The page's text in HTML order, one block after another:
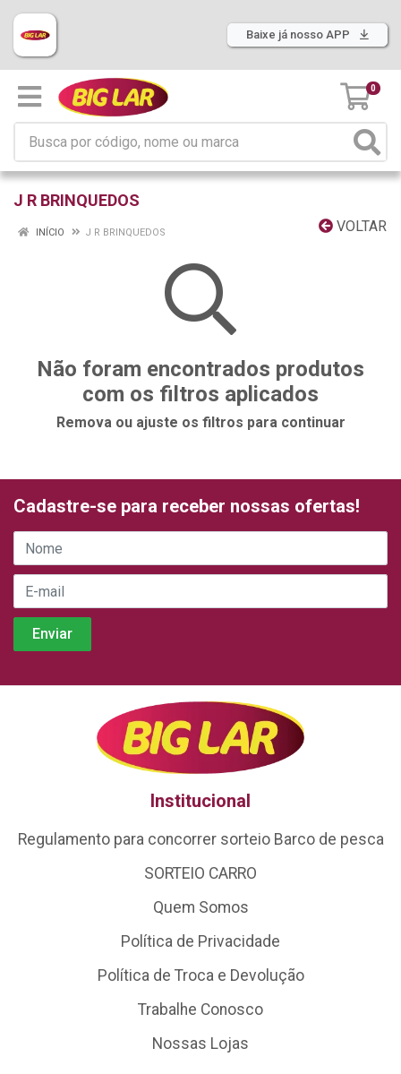
Baixe já nosso APP
0
J R BRINQUEDOS
VOLTAR
INÍCIO J R BRINQUEDOS
Não foram encontrados produtos
com os filtros aplicados
Remova ou ajuste os filtros para continuar
Cadastre-se para receber nossas ofertas!
Institucional
Regulamento para concorrer sorteio Barco de pesca
SORTEIO CARRO
Quem Somos
Política de Privacidade
Política de Troca e Devolução
Trabalhe Conosco
Nossas Lojas